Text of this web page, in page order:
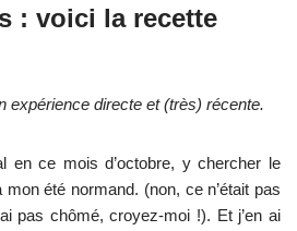
: voici la recette
expérience directe et (très) récente.
en ce mois d’octobre, y chercher le
été normand. (non, ce n’était pas
pas chômé, croyez-moi !). Et j’en ai